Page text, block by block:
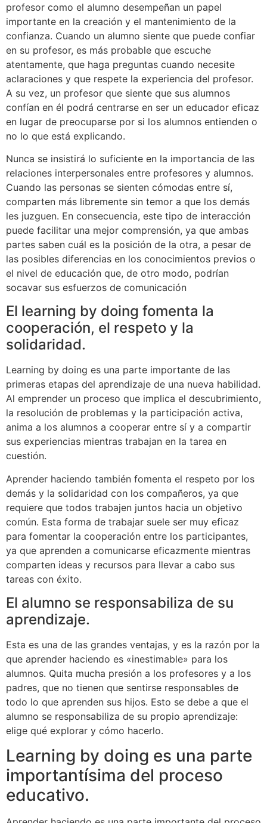
profesor como el alumno desempeñan un papel
importante en la creación y el mantenimiento de la
confianza. Cuando un alumno siente que puede confiar
en su profesor, es más probable que escuche
atentamente, que haga preguntas cuando necesite
aclaraciones y que respete la experiencia del profesor.
A su vez, un profesor que siente que sus alumnos
confían en él podrá centrarse en ser un educador eficaz
en lugar de preocuparse por si los alumnos entienden o
no lo que está explicando.
Nunca se insistirá lo suficiente en la importancia de las
relaciones interpersonales entre profesores y alumnos.
Cuando las personas se sienten cómodas entre sí,
comparten más libremente sin temor a que los demás
les juzguen. En consecuencia, este tipo de interacción
puede facilitar una mejor comprensión, ya que ambas
partes saben cuál es la posición de la otra, a pesar de
las posibles diferencias en los conocimientos previos o
el nivel de educación que, de otro modo, podrían
socavar sus esfuerzos de comunicación
El learning by doing fomenta la
cooperación, el respeto y la
solidaridad.
Learning by doing es una parte importante de las
primeras etapas del aprendizaje de una nueva habilidad.
Al emprender un proceso que implica el descubrimiento,
la resolución de problemas y la participación activa,
anima a los alumnos a cooperar entre sí y a compartir
sus experiencias mientras trabajan en la tarea en
cuestión.
Aprender haciendo también fomenta el respeto por los
demás y la solidaridad con los compañeros, ya que
requiere que todos trabajen juntos hacia un objetivo
común. Esta forma de trabajar suele ser muy eficaz
para fomentar la cooperación entre los participantes,
ya que aprenden a comunicarse eficazmente mientras
comparten ideas y recursos para llevar a cabo sus
tareas con éxito.
El alumno se responsabiliza de su
aprendizaje.
Esta es una de las grandes ventajas, y es la razón por la
que aprender haciendo es «inestimable» para los
alumnos. Quita mucha presión a los profesores y a los
padres, que no tienen que sentirse responsables de
todo lo que aprenden sus hijos. Esto se debe a que el
alumno se responsabiliza de su propio aprendizaje:
elige qué explorar y cómo hacerlo.
Learning by doing es una parte
importantísima del proceso
educativo.